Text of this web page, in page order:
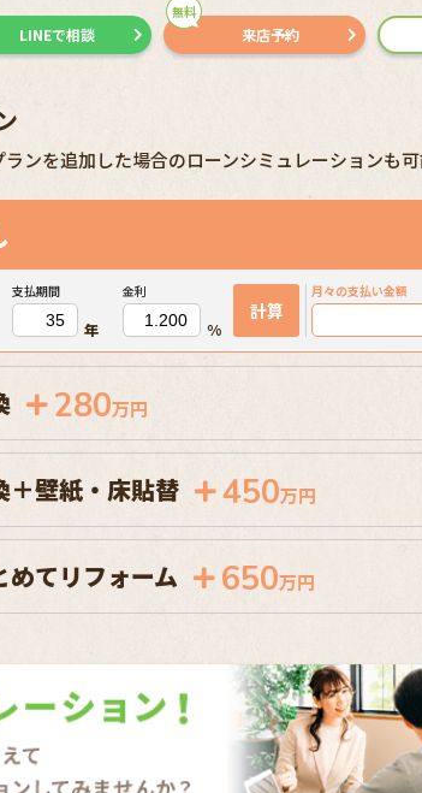
LINEで相談
無料
来店予約
ンを追加した場合のローンシミュレーションも可
支払期間
年
金利
%
計算
月々の支払い金額
280万円
＋壁紙・床貼替 450万円
めてリフォーム 650万円